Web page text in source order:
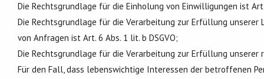
Die Rechtsgrundlage für die Einholung von Einwilligungen ist
Die Rechtsgrundlage für die Verarbeitung zur Erfüllung
von Anfragen ist Art. 6 Abs. 1 lit. b DSGVO;
Die Rechtsgrundlage für die Verarbeitung zur Erfüllung unserer
Für den Fall, dass lebenswichtige Interessen der betroffenen